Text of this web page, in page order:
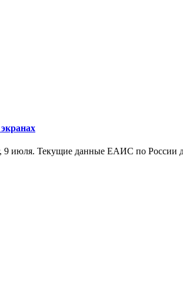
9 июля. Текущие данные ЕАИС по России